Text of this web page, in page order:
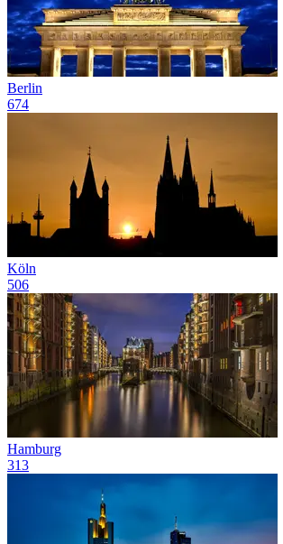
Berlin
674
Köln
506
Hamburg
313